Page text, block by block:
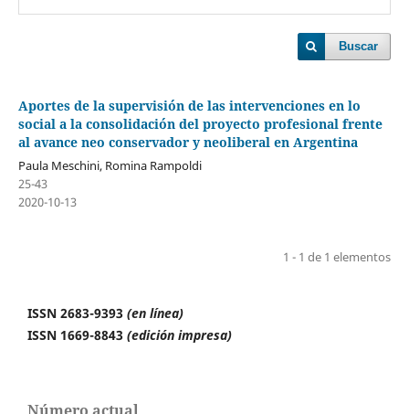
Buscar
Aportes de la supervisión de las intervenciones en lo
social a la consolidación del proyecto profesional frente
al avance neo conservador y neoliberal en Argentina
Paula Meschini, Romina Rampoldi
25-43
2020-10-13
1 - 1 de 1 elementos
ISSN 2683-9393 (en línea)
ISSN 1669-8843 (edición impresa)